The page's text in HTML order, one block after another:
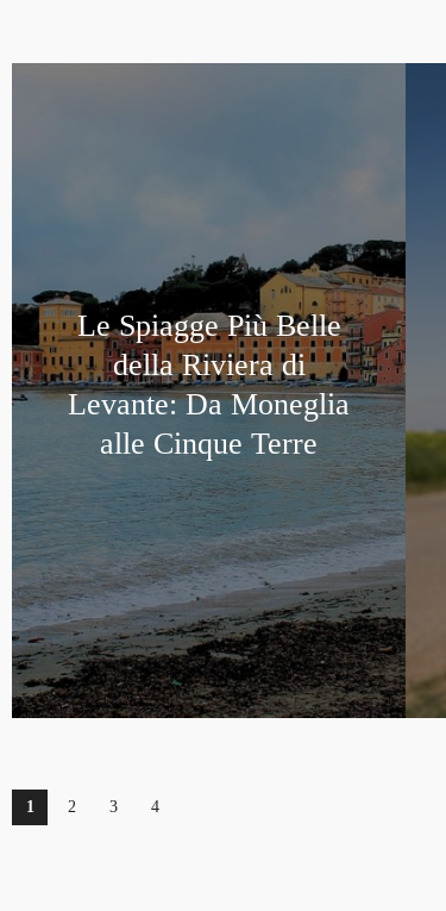
Le Spiagge Più Belle
della Riviera di
Levante: Da Moneglia
alle Cinque Terre
1 2 3 4